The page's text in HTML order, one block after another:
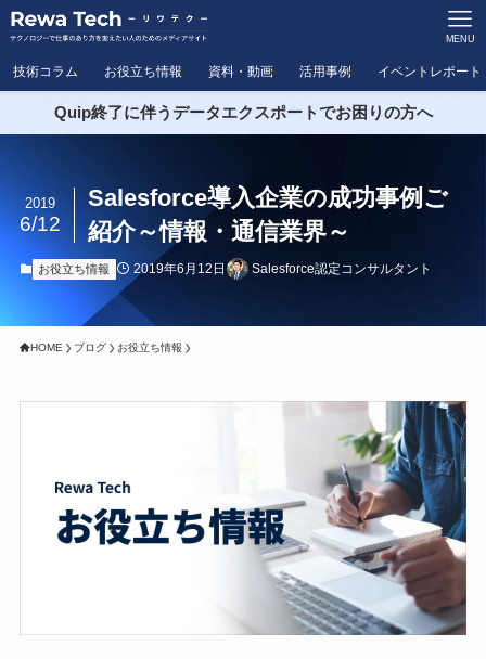
MENU
技術コラム お役立ち情報 資料・動画 活用事例 イベントレポート
Quip終了に伴うデータエクスポートでお困りの方へ
Salesforce導入企業の成功事例ご
紹介～情報・通信業界～
2019
6/12
お役立ち情報 2019年6月12日 Salesforce認定コンサルタント
HOME ブログ お役立ち情報